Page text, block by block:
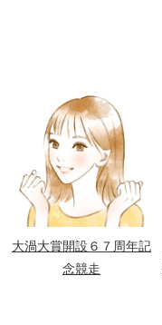
大渦大賞開設６７周年記
念競走